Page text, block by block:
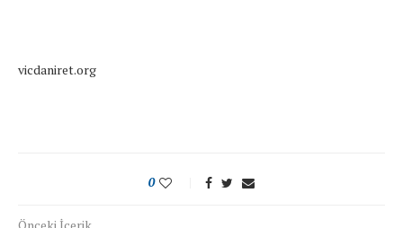
vicdaniret.org
0
Önceki İçerik